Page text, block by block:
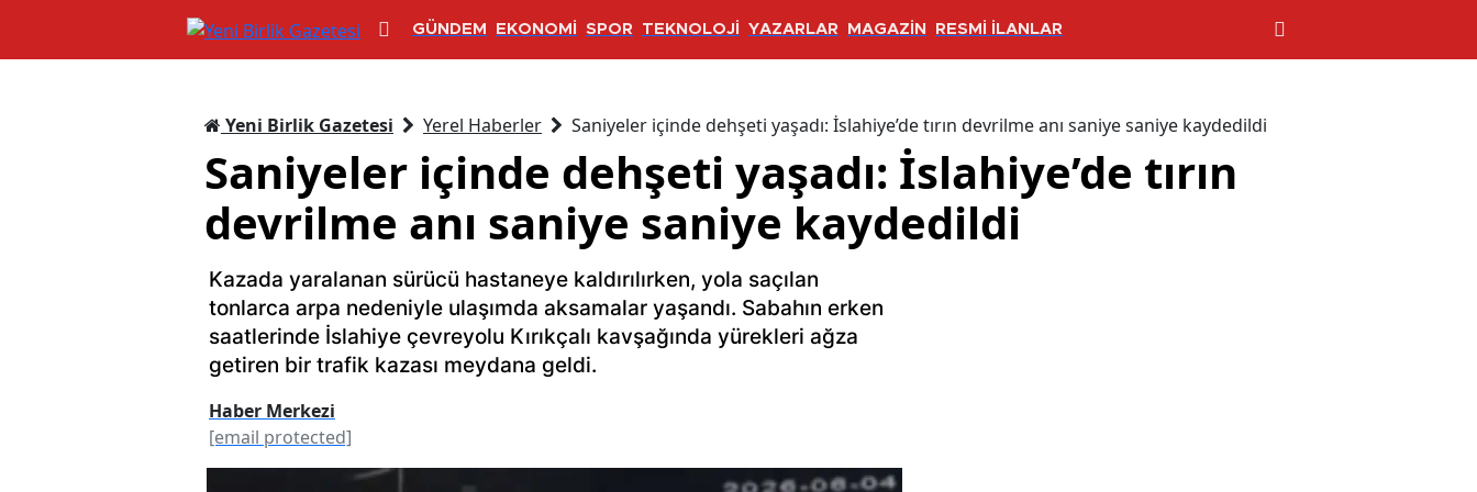
GÜNDEM EKONOMİ SPOR TEKNOLOJİ YAZARLAR MAGAZİN RESMİ İLANLAR
Yeni Birlik Gazetesi Yerel Haberler Saniyeler içinde dehşeti yaşadı: İslahiye’de tırın devrilme anı saniye saniye kaydedildi
Saniyeler içinde dehşeti yaşadı: İslahiye’de tırın
devrilme anı saniye saniye kaydedildi
Kazada yaralanan sürücü hastaneye kaldırılırken, yola saçılan
tonlarca arpa nedeniyle ulaşımda aksamalar yaşandı. Sabahın erken
saatlerinde İslahiye çevreyolu Kırıkçalı kavşağında yürekleri ağza
getiren bir trafik kazası meydana geldi.
Haber Merkezi
[email protected]